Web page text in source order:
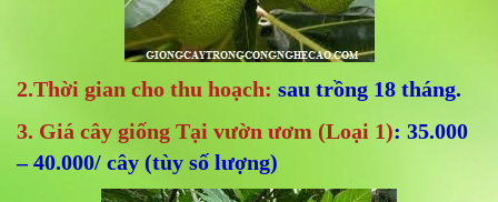
2.Thời gian cho thu hoạch: sau trồng 18 tháng.
3. Giá cây giống Tại vườn ươm (Loại 1): 35.000
– 40.000/ cây (tùy số lượng)